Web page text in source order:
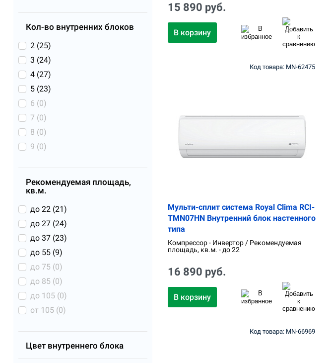
Кол-во внутренних блоков
2 (25)
3 (24)
4 (27)
5 (23)
6 (0)
7 (0)
8 (0)
9 (0)
Рекомендуемая площадь,
кв.м.
до 22 (21)
до 27 (24)
до 37 (23)
до 55 (9)
до 75 (0)
до 85 (0)
до 105 (0)
от 105 (0)
Цвет внутреннего блока
15 890 руб.
В корзину
Код товара: MN-62475
Мульти-сплит система Royal Clima RCI-
TMN07HN Внутренний блок настенного
типа
Компрессор - Инвертор / Рекомендуемая
площадь, кв.м. - до 22
16 890 руб.
В корзину
Код товара: MN-66969